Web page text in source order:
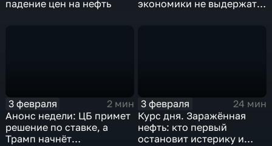
падение цен на нефть
экономики не выдержат
3 февраля
2 мин
Анонс недели: ЦБ примет
решение по ставке, а
Трамп начнёт
3 февраля
24 мин
Курс дня. Заражённая
нефть: кто первый
остановит истерику и